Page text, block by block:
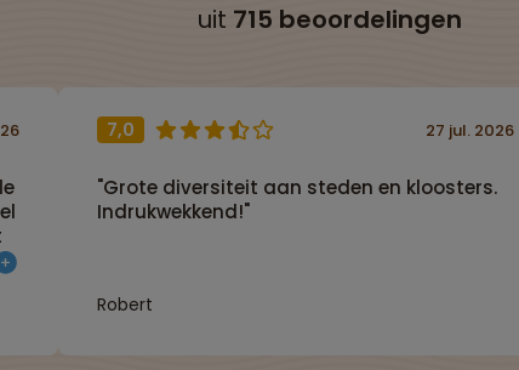
uit 715 beoordelingen
7,0
"Grote diversiteit aan steden en kloosters.
Indrukwekkend!"
Robert
27 jul. 2026